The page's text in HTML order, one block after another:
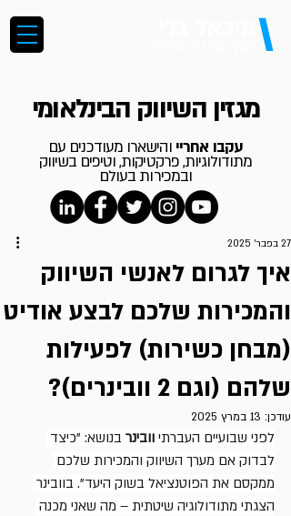
\
מגזין השיווק הבינלאומי
עקבו אחריי והישארו מעודכנים עם
מתודולוגיות, פרקטיקות, וטיפים בשיווק
ובמכירות בעולם
איך לגרום לאנשי השיווק
והמכירות שלכם לבצע אודיט
(מבחן כשירות) לפעילות
שלהם (וגם 2 וובינרים)?
27 בפבר׳ 2025
עודכן: 13 במרץ 2025
לפני שבועיים העברתי וובינר בנושא: "כיצד
לבדוק אם מערך השיווק והמכירות שלכם
ממקסם את הפוטנציאל בשוק היעד". בוובינר
הצגתי מתודולוגיה שיטתית – מה שאני מכנה